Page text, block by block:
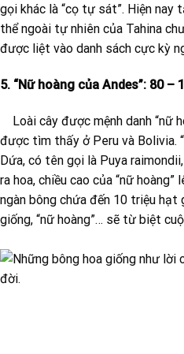
gọi khác là “cọ tự sát”. Hiện nay
thể ngoài tự nhiên của Tahina
được liệt vào danh sách cực kỳ
5. “Nữ hoàng của Andes”: 80 –
Loài cây được mệnh danh “nữ
được tìm thấy ở Peru và Bolivia.
Dứa, có tên gọi là Puya
ra hoa, chiều cao của “nữ
ngàn bông chứa đến 10 triệu
giống, “nữ hoàng”… sẽ từ biệt